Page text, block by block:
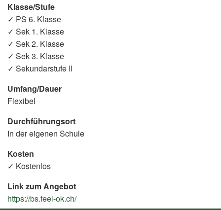
Klasse/Stufe
✓ PS 6. Klasse
✓ Sek 1. Klasse
✓ Sek 2. Klasse
✓ Sek 3. Klasse
✓ Sekundarstufe II
Umfang/Dauer
Flexibel
Durchführungsort
In der eigenen Schule
Kosten
✓ Kostenlos
Link zum Angebot
https://bs.feel-ok.ch/